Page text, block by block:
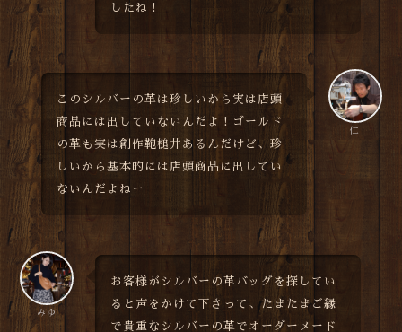
したね！
仁
このシルバーの革は珍しいから実は店頭
商品には出していないんだよ！ゴールド
の革も実は創作鞄槌井あるんだけど、珍
しいから基本的には店頭商品に出してい
ないんだよねー
みゆ
お客様がシルバーの革バッグを探してい
ると声をかけて下さって、たまたまご縁
で貴重なシルバーの革でオーダーメード